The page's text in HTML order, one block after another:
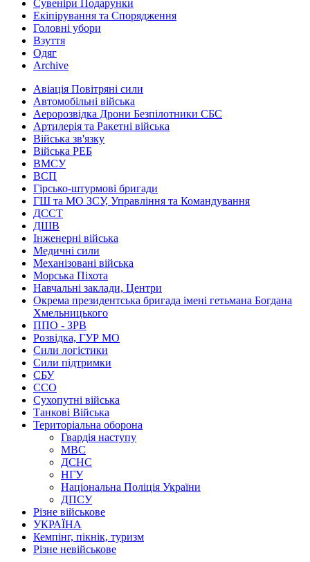
Сувеніри Подарунки
Екіпірування та Спорядження
Головні убори
Взуття
Одяг
Archive
Авіація Повітряні сили
Автомобільні війська
Аеророзвідка Дрони Безпілотники СБС
Артилерія та Ракетні війська
Війська зв'язку
Війська РЕБ
ВМСУ
ВСП
Гірсько-штурмові бригади
ГШ та МО ЗСУ, Управління та Командування
ДССТ
ДШВ
Інженерні війська
Медичні сили
Механізовані війська
Морська Піхота
Навчальні заклади, Центри
Окрема президентська бригада імені гетьмана Богдана
Хмельницького
ППО - ЗРВ
Розвідка, ГУР МО
Сили логістики
Сили підтримки
СБУ
ССО
Сухопутні війська
Танкові Війська
Територіальна оборона
Гвардія наступу
МВС
ДСНС
НГУ
Національна Поліція України
ДПСУ
Різне військове
УКРАЇНА
Кемпінг, пікнік, туризм
Різне невійськове